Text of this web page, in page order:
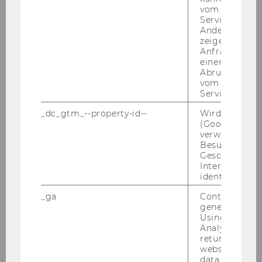
// 10:30-12:00 //on-campus talk: room
D4.0.127 & stream
(Department of
Mathematics, University of Padova):
Functional Quantization of Rough
Volatility and Applications to the VIX
>Abstract
>
Paper on arXiv
vom AMP-
Service
Andere
zeigen Opt-
Anfrage im
einen Fehler
Abrufen
vom AMP
Service an.
_dc_gtm_--property-id--
Wird von
(Google Tag
verwendet,
Besucher
Geschlecht
Interessen zu
identifizieren.
_ga
Contains a
generated
Using this
Analytics can
returning
website and
data from